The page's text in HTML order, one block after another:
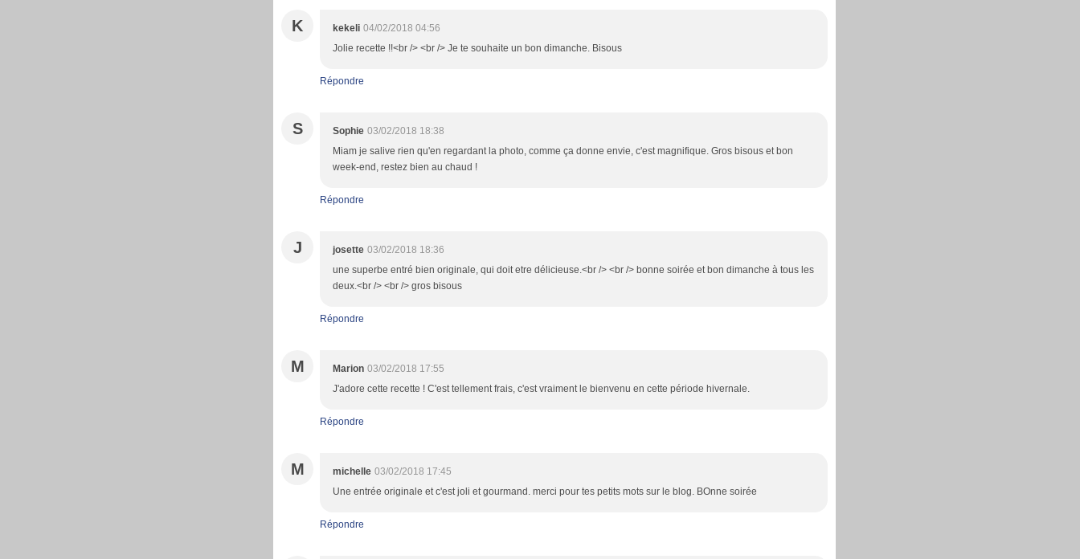
K kekeli 04/02/2018 04:56
Jolie recette !!<br /> <br /> Je te souhaite un bon dimanche. Bisous
Répondre
S Sophie 03/02/2018 18:38
Miam je salive rien qu'en regardant la photo, comme ça donne envie, c'est magnifique. Gros bisous et bon
week-end, restez bien au chaud !
Répondre
J josette 03/02/2018 18:36
une superbe entré bien originale, qui doit etre délicieuse.<br /> <br /> bonne soirée et bon dimanche à tous les
deux.<br /> <br /> gros bisous
Répondre
M Marion 03/02/2018 17:55
J'adore cette recette ! C'est tellement frais, c'est vraiment le bienvenu en cette période hivernale.
Répondre
M michelle 03/02/2018 17:45
Une entrée originale et c'est joli et gourmand. merci pour tes petits mots sur le blog. BOnne soirée
Répondre